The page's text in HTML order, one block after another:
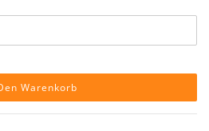
Warenkorb